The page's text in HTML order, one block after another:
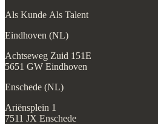
Als Kunde Als Talent
Eindhoven (NL)
Achtseweg Zuid 151E
5651 GW Eindhoven
Enschede (NL)
Ariënsplein 1
7511 JX Enschede